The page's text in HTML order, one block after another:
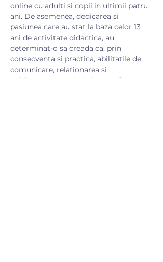
online cu adulti si copii in ultimii patru
ani. De asemenea, dedicarea si
pasiunea care au stat la baza celor 13
ani de activitate didactica, au
determinat-o sa creada ca, prin
consecventa si practica, abilitatile de
comunicare, relationarea si
colaborarea cu cei din jur, pot fi